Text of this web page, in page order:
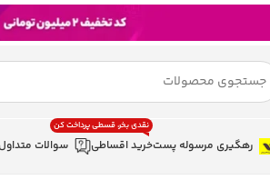
رهگیری مرسوله پستخرید اقساطی
نقدی بخر، قسطی پرداخت کن
سوالات متداول